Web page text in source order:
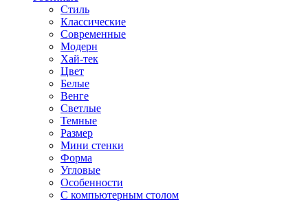
Стиль
Классические
Современные
Модерн
Хай-тек
Цвет
Белые
Венге
Светлые
Темные
Размер
Мини стенки
Форма
Угловые
Особенности
С компьютерным столом